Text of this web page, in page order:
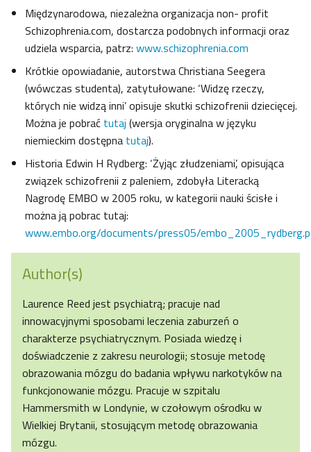
Międzynarodowa, niezależna organizacja non- profit
Schizophrenia.com, dostarcza podobnych informacji oraz
udziela wsparcia, patrz: www.schizophrenia.com
Krótkie opowiadanie, autorstwa Christiana Seegera
(wówczas studenta), zatytułowane: ‘Widzę rzeczy,
których nie widzą inni’ opisuje skutki schizofrenii dziecięcej.
Można je pobrać tutaj (wersja oryginalna w języku
niemieckim dostępna tutaj).
Historia Edwin H Rydberg: ‘Żyjąc złudzeniami’, opisująca
związek schizofrenii z paleniem, zdobyła Literacką
Nagrodę EMBO w 2005 roku, w kategorii nauki ścisłe i
można ją pobrac tutaj:
www.embo.org/documents/press05/
Author(s)
Laurence Reed jest psychiatrą; pracuje nad
innowacyjnymi sposobami leczenia zaburzeń o
charakterze psychiatrycznym. Posiada wiedzę i
doświadczenie z zakresu neurologii; stosuje metodę
obrazowania mózgu do badania wpływu narkotyków na
funkcjonowanie mózgu. Pracuje w szpitalu
Hammersmith w Londynie, w czołowym ośrodku w
Wielkiej Brytanii, stosującym metodę obrazowania
mózgu.